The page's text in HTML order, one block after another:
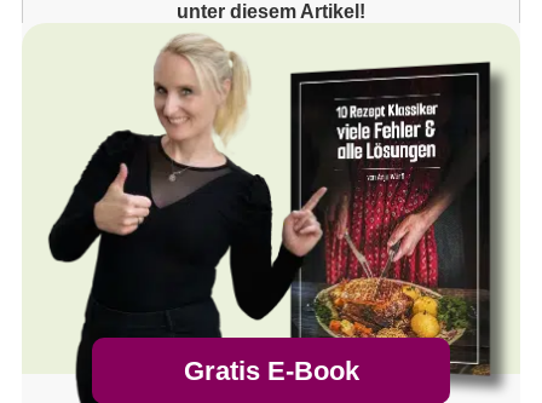
unter diesem Artikel!
Gratis E-Book